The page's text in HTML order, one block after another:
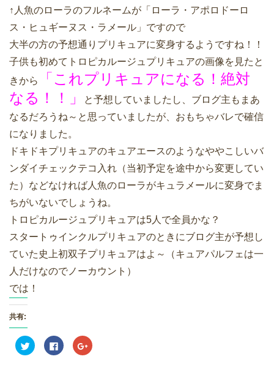
↑人魚のローラのフルネームが「ローラ・アポロドーロ
ス・ヒュギーヌス・ラメール」ですので
大半の方の予想通りプリキュアに変身するようですね！！
子供も初めてトロピカルージュプリキュアの画像を見たと
きから
「これプリキュアになる！絶対
なる！！」
と予想していましたし、ブログ主もまあ
なるだろうね～と思っていましたが、おもちゃバレで確信
になりました。
ドキドキプリキュアのキュアエースのようなややこしいバ
ンダイチェックテコ入れ（当初予定を途中から変更してい
た）などなければ人魚のローラがキュラメールに変身でま
ちがいないでしょうね。
トロピカルージュプリキュアは5人で全員かな？
スタートゥインクルプリキュアのときにブログ主が予想し
ていた史上初双子プリキュアはよ～（キュアパルフェは一
人だけなのでノーカウント）
では！
共有:
ク
リ
F
a
ク
リ